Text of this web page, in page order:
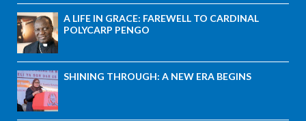
A LIFE IN GRACE: FAREWELL TO CARDINAL
POLYCARP PENGO
SHINING THROUGH: A NEW ERA BEGINS